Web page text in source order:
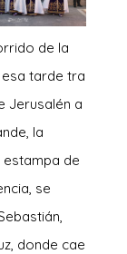
de la
tarde tra
Jerusalén a
la
de
se
donde cae